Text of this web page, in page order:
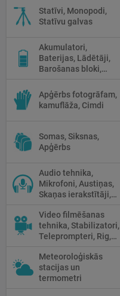
Prožektori,
Fluorescējošās,
Halogānās
Statīvi, Monopodi,
Statīvu galvas
Akumulatori,
Baterijas, Lādētāji,
Barošanas bloki,
Apģērbs fotogrāfam,
kamuflāža, Cimdi
Somas, Siksnas,
Apģērbs
Audio tehnika,
Mikrofoni, Austiņas,
Skaņas ierakstītāji,
Video filmēšanas
tehnika, Stabilizatori,
Teleprompteri, Rig,
Meteoroloģiskās
stacijas un
termometri